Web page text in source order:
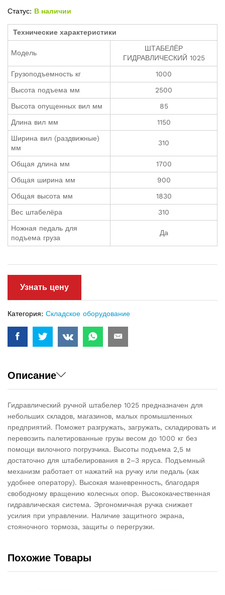
Статус: В наличии
Технические характеристики
Модель
ШТАБЕЛЁР
ГИДРАВЛИЧЕСКИЙ 1025
Грузоподъемность кг
1000
Высота подъема мм
2500
Высота опущенных вил мм
85
Длина вил мм
1150
Ширина вил (раздвижные)
мм
310
Общая длина мм
1700
Общая ширина мм
900
Общая высота мм
1830
Вес штабелёра
310
Ножная педаль для
подъема груза
Да
Узнать цену
Категория: Складское оборудование
Описание
Гидравлический ручной штабелер 1025 предназначен для
небольших складов, магазинов, малых промышленных
предприятий. Поможет разгружать, загружать, складировать и
перевозить палетированные грузы весом до 1000 кг без
помощи вилочного погрузчика. Высоты подъема 2,5 м
достаточно для штабелирования в 2–3 яруса. Подъемный
механизм работает от нажатий на ручку или педаль (как
удобнее оператору). Высокая маневренность, благодаря
свободному вращению колесных опор. Высококачественная
гидравлическая система. Эргономичная ручка снижает
усилия при управлении. Наличие защитного экрана,
стояночного тормоза, защиты о перегрузки.
Похожие Товары